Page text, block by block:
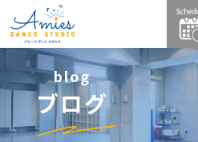
blog
ブログ